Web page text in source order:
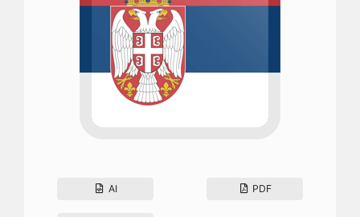
AI PDF